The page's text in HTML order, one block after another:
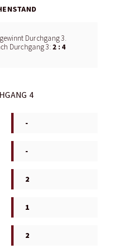
Durchgang 3.
Durchgang 3: 2 : 4
4
-
-
2
1
2